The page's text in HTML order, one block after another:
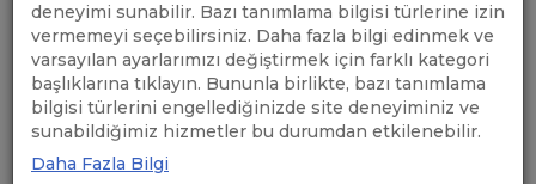
ÇEKYA TRANSİT GEÇİŞ
BELGELERİNDE SON
DURUM
11.05.2026
deneyimi sunabilir. Bazı tanımlama bilgisi türlerine izin
vermemeyi seçebilirsiniz. Daha fazla bilgi edinmek ve
varsayılan ayarlarımızı değiştirmek için farklı kategori
başlıklarına tıklayın. Bununla birlikte, bazı tanımlama
bilgisi türlerini engellediğinizde site deneyiminiz ve
sunabildiğimiz hizmetler bu durumdan etkilenebilir.
Daha Fazla Bilgi